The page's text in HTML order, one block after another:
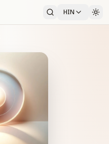
HIN